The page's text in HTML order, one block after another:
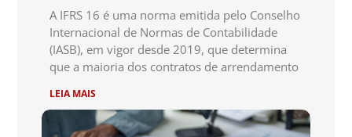
A IFRS 16 é uma norma emitida pelo Conselho
Internacional de Normas de Contabilidade
(IASB), em vigor desde 2019, que determina
que a maioria dos contratos de arrendamento
LEIA MAIS